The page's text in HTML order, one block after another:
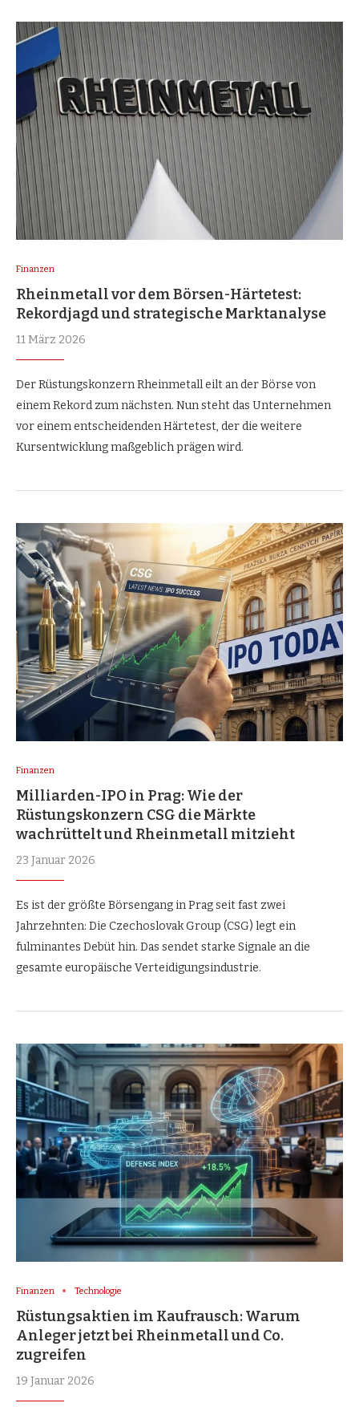
Finanzen
Rheinmetall vor dem Börsen-Härtetest:
Rekordjagd und strategische Marktanalyse
11 März 2026
Der Rüstungskonzern Rheinmetall eilt an der Börse von
einem Rekord zum nächsten. Nun steht das Unternehmen
vor einem entscheidenden Härtetest, der die weitere
Kursentwicklung maßgeblich prägen wird.
Finanzen
Milliarden-IPO in Prag: Wie der
Rüstungskonzern CSG die Märkte
wachrüttelt und Rheinmetall mitzieht
23 Januar 2026
Es ist der größte Börsengang in Prag seit fast zwei
Jahrzehnten: Die Czechoslovak Group (CSG) legt ein
fulminantes Debüt hin. Das sendet starke Signale an die
gesamte europäische Verteidigungsindustrie.
Finanzen Technologie
Rüstungsaktien im Kaufrausch: Warum
Anleger jetzt bei Rheinmetall und Co.
zugreifen
19 Januar 2026